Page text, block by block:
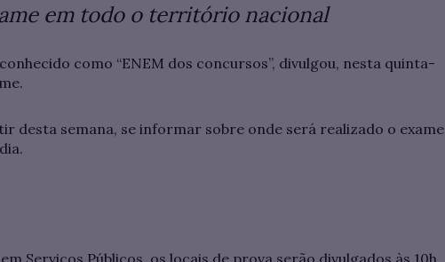
em todo o território nacional
como “ENEM dos concursos”, divulgou, nesta quinta-
desta semana, se informar sobre onde será realizado o exame